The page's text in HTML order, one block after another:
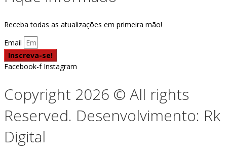
Receba todas as atualizações em primeira mão!
Email
Inscreva-se!
Facebook-f Instagram
Copyright 2026 © All rights
Reserved. Desenvolvimento: Rk
Digital